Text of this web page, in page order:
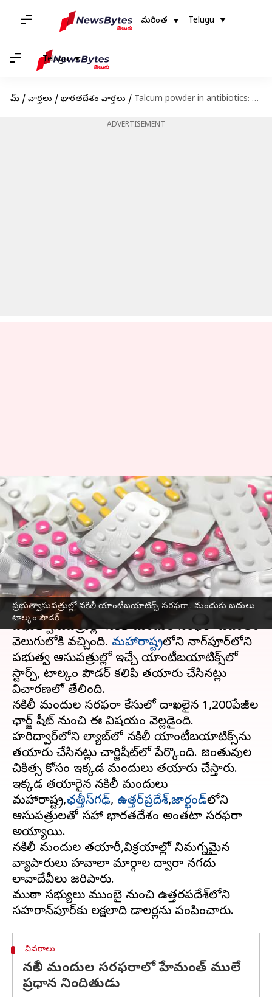
మరింత Telugu
Telugu
హోమ్ / వార్తలు / భారతదేశం వార్తలు / Talcum powder in antibiotics: ప్రభుత్వాసుపత్రుల్లో నకిలీ యాంటీబయాటిక్స్ సరఫరా.. మందుకు బదులు టాల్కం పౌడర్
ADVERTISEMENT
ప్రభుత్వాసుపత్రుల్లో నకిలీ యాంటీబయాటిక్స్ సరఫరా.. మందుకు బదులు
టాల్కం పౌడర్
Talcum powder in antibiotics:
ప్రభుత్వాసుపత్రుల్లో నకిలీ
యాంటీబయాటిక్స్ సరఫరా..
మందుకు బదులు టాల్కం పౌడర్
వ్రాసిన వారు Sirish Praharaju Sep 24, 2024 01:32 pm
ఈ వార్తాకథనం ఏంటి
ప్రభుత్వాసుపత్రుల్లో నకిలీ మందుల సరఫరా ఉదంతం
వెలుగులోకి వచ్చింది. మహారాష్ట్రలోని నాగ్‌పూర్‌లోని
ప్రభుత్వ ఆసుపత్రుల్లో ఇచ్చే యాంటీబయాటిక్స్‌లో
స్టార్చ్, టాల్కం పౌడర్ కలిపి తయారు చేసినట్లు
విచారణలో తేలింది.
నకిలీ మందుల సరఫరా కేసులో దాఖలైన 1,200పేజీల
ఛార్జ్ షీట్ నుంచి ఈ విషయం వెల్లడైంది.
హరిద్వార్‌లోని ల్యాబ్‌లో నకిలీ యాంటీబయాటిక్స్‌ను
తయారు చేసినట్లు చార్జిషీట్‌లో పేర్కొంది. జంతువుల
చికిత్స కోసం ఇక్కడ మందులు తయారు చేస్తారు.
ఇక్కడ తయారైన నకిలీ మందులు
మహారాష్ట్ర,ఛత్తీస్‌గఢ్, ఉత్తర్‌ప్రదేశ్,జార్ఖండ్‌లోని
ఆసుపత్రులతో సహా భారతదేశం అంతటా సరఫరా
అయ్యాయి.
నకిలీ మందుల తయారీ,విక్రయాల్లో నిమగ్నమైన
వ్యాపారులు హవాలా మార్గాల ద్వారా నగదు
లావాదేవీలు జరిపారు.
ముఠా సభ్యులు ముంబై నుంచి ఉత్తరప్రదేశ్‌లోని
వివరాలు
నకిలీ మందుల సరఫరాలో హేమంత్ ములే
ప్రధాన నిందితుడు